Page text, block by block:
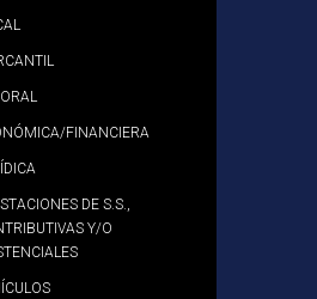
FINANCIERA
DE S.S.,
Y/O